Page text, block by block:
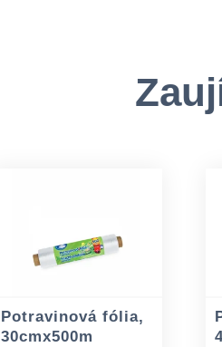
Potravinová fólia,
30cmx500m